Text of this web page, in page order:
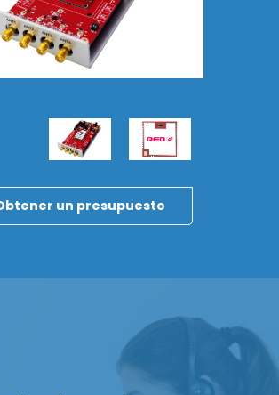
la nueva gama AX'Up
sencillez, versatilidad: nuestros tres
Descubrir la gama
un presupuesto